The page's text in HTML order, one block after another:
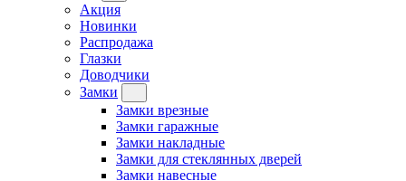
Акция
Новинки
Распродажа
Глазки
Доводчики
Замки
Замки врезные
Замки гаражные
Замки накладные
Замки для стеклянных дверей
Замки навесные